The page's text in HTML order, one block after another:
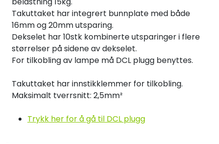
Takuttaket har integrert bunnplate med både
16mm og 20mm utsparing.
Dekselet har 10stk kombinerte utsparinger i flere
størrelser på sidene av dekselet.
For tilkobling av lampe må DCL plugg benyttes.
Takuttaket har innstikklemmer for tilkobling.
Maksimalt tverrsnitt: 2,5mm²
Trykk her for å gå til DCL plugg